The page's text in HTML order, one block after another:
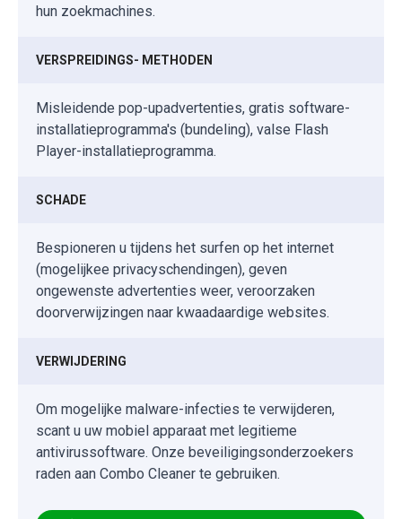
hun zoekmachines.
VERSPREIDINGS- METHODEN
Misleidende pop-upadvertenties, gratis software-
installatieprogramma's (bundeling), valse Flash
Player-installatieprogramma.
SCHADE
Bespioneren u tijdens het surfen op het internet
(mogelijkee privacyschendingen), geven
ongewenste advertenties weer, veroorzaken
doorverwijzingen naar kwaadaardige websites.
VERWIJDERING
Om mogelijke malware-infecties te verwijderen,
scant u uw mobiel apparaat met legitieme
antivirussoftware. Onze beveiligingsonderzoekers
raden aan Combo Cleaner te gebruiken.